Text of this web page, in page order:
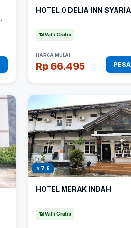
HOTEL O DELIA INN
📶 WiFi Gratis
HARGA MULAI
Rp 66.495
⭐ 7.9
HOTEL MERAK INDAH
📶 WiFi Gratis